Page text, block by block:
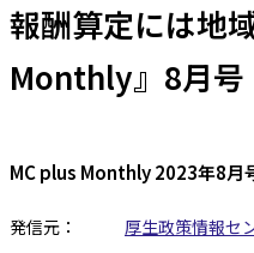
報酬算定には地
Monthly』8月号
MC plus Monthly 2023年8月
発信元： 厚生政策情報セ